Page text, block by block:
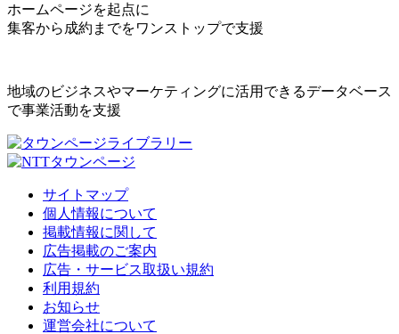
ホームページを起点に
集客から成約までをワンストップで支援
地域のビジネスやマーケティングに活用できるデータベース
で事業活動を支援
サイトマップ
個人情報について
掲載情報に関して
広告掲載のご案内
広告・サービス取扱い規約
利用規約
お知らせ
運営会社について